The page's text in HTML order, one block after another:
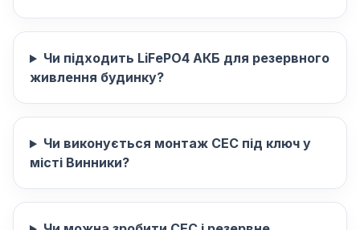
Чи підходить LiFePO4 АКБ для резервного
живлення будинку?
Чи виконується монтаж СЕС під ключ у
місті Винники?